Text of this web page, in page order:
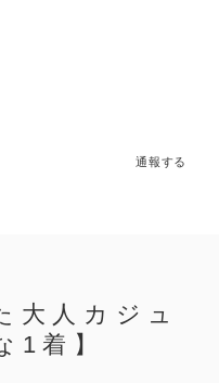
通報する
大人カジュ
1着】